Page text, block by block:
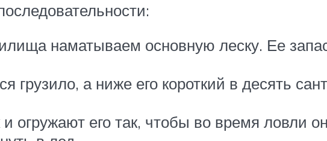
наматываем основную леску. Ее
грузило, а ниже его короткий в десять
огружают его так, чтобы во время ловли